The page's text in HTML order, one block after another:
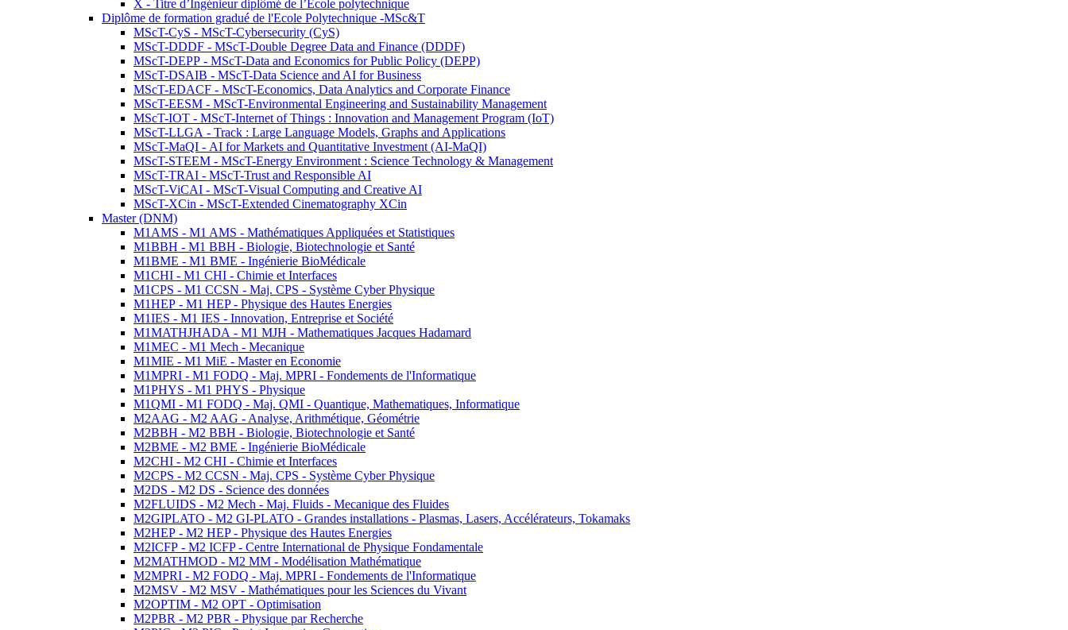
X - Titre d’Ingénieur diplômé de l’École polytechnique
Diplôme de formation gradué de l'Ecole Polytechnique -MSc&T
MScT-CyS - MScT-Cybersecurity (CyS)
MScT-DDDF - MScT-Double Degree Data and Finance (DDDF)
MScT-DEPP - MScT-Data and Economics for Public Policy (DEPP)
MScT-DSAIB - MScT-Data Science and AI for Business
MScT-EDACF - MScT-Economics, Data Analytics and Corporate Finance
MScT-EESM - MScT-Environmental Engineering and Sustainability Management
MScT-IOT - MScT-Internet of Things : Innovation and Management Program (IoT)
MScT-LLGA - Track : Large Language Models, Graphs and Applications
MScT-MaQI - AI for Markets and Quantitative Investment (AI-MaQI)
MScT-STEEM - MScT-Energy Environment : Science Technology & Management
MScT-TRAI - MScT-Trust and Responsible AI
MScT-ViCAI - MScT-Visual Computing and Creative AI
MScT-XCin - MScT-Extended Cinematography XCin
Master (DNM)
M1AMS - M1 AMS - Mathématiques Appliquées et Statistiques
M1BBH - M1 BBH - Biologie, Biotechnologie et Santé
M1BME - M1 BME - Ingénierie BioMédicale
M1CHI - M1 CHI - Chimie et Interfaces
M1CPS - M1 CCSN - Maj. CPS - Système Cyber Physique
M1HEP - M1 HEP - Physique des Hautes Energies
M1IES - M1 IES - Innovation, Entreprise et Société
M1MATHJHADA - M1 MJH - Mathematiques Jacques Hadamard
M1MEC - M1 Mech - Mecanique
M1MIE - M1 MiE - Master en Economie
M1MPRI - M1 FODQ - Maj. MPRI - Fondements de l'Informatique
M1PHYS - M1 PHYS - Physique
M1QMI - M1 FODQ - Maj. QMI - Quantique, Mathematiques, Informatique
M2AAG - M2 AAG - Analyse, Arithmétique, Géométrie
M2BBH - M2 BBH - Biologie, Biotechnologie et Santé
M2BME - M2 BME - Ingénierie BioMédicale
M2CHI - M2 CHI - Chimie et Interfaces
M2CPS - M2 CCSN - Maj. CPS - Système Cyber Physique
M2DS - M2 DS - Science des données
M2FLUIDS - M2 Mech - Maj. Fluids - Mecanique des Fluides
M2GIPLATO - M2 GI-PLATO - Grandes installations - Plasmas, Lasers, Accélérateurs, Tokamaks
M2HEP - M2 HEP - Physique des Hautes Energies
M2ICFP - M2 ICFP - Centre International de Physique Fondamentale
M2MATHMOD - M2 MM - Modélisation Mathématique
M2MPRI - M2 FODQ - Maj. MPRI - Fondements de l'Informatique
M2MSV - M2 MSV - Mathématiques pour les Sciences du Vivant
M2OPTIM - M2 OPT - Optimisation
M2PBR - M2 PBR - Physique par Recherche